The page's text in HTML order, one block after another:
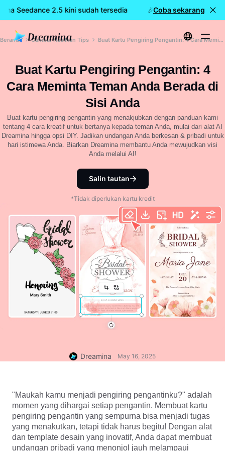
Seedance 2.5 kini sudah tersedia 🎉 Model baru LIVE:
Coba sekarang
Beranda Gambar Hasilkan Tips Buat Kartu Pengiring Pengantin: 4 Cara Meminta Teman Anda Berada di Sisi Anda
Buat Kartu Pengiring Pengantin: 4
Cara Meminta Teman Anda Berada di
Sisi Anda
Buat kartu pengiring pengantin yang menakjubkan dengan panduan kami
tentang 4 cara kreatif untuk bertanya kepada teman Anda, mulai dari alat AI
Dreamina hingga opsi DIY. Jadikan undangan Anda berkesan & pribadi untuk
hari istimewa Anda. Biarkan Dreamina membantu Anda mewujudkan visi
Anda melalui AI!
Salin tautan
*Tidak diperlukan kartu kredit
Dreamina May 16, 2025
"Maukah kamu menjadi pengiring pengantinku?" adalah
momen yang dihargai setiap pengantin. Membuat kartu
pengiring pengantin yang sempurna bisa menjadi tugas
yang menakutkan, tetapi tidak harus begitu! Dengan alat
dan template desain yang inovatif, Anda dapat membuat
undangan pribadi yang menonjol jauh melampaui